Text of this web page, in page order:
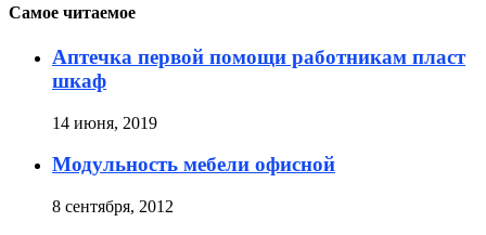
Самое читаемое
Аптечка первой помощи работникам пласт
шкаф
14 июня, 2019
Модульность мебели офисной
8 сентября, 2012